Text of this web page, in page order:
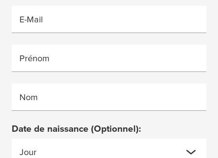
E-Mail
Prénom
Nom
Date de naissance (Optionnel):
Jour